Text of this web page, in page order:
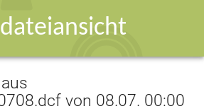
von 08.07. 00:00